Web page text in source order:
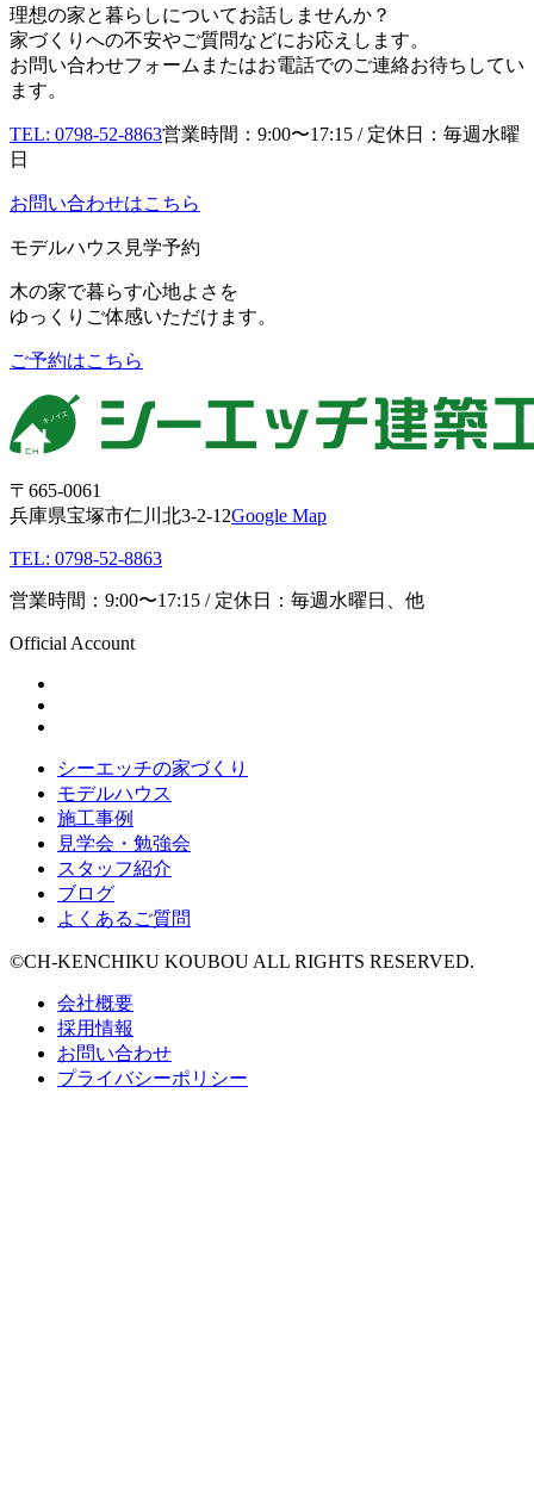
理想の家と暮らしについてお話しませんか？
家づくりへの不安やご質問などにお応えします。
お問い合わせフォームまたはお電話でのご連絡お待ちしてい
ます。
TEL: 0798-52-8863営業時間：9:00〜17:15 / 定休日：毎週水曜
日
お問い合わせはこちら
モデルハウス見学予約
木の家で暮らす心地よさを
ゆっくりご体感いただけます。
ご予約はこちら
〒665-0061
兵庫県宝塚市仁川北3-2-12Google Map
TEL: 0798-52-8863
営業時間：9:00〜17:15 / 定休日：毎週水曜日、他
Official Account
シーエッチの家づくり
モデルハウス
施工事例
見学会・勉強会
スタッフ紹介
ブログ
よくあるご質問
©CH-KENCHIKU KOUBOU ALL RIGHTS RESERVED.
会社概要
採用情報
お問い合わせ
プライバシーポリシー